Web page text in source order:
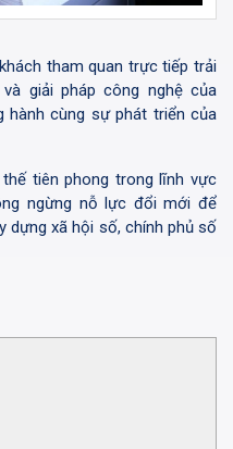
tham quan trực tiếp trải
giải pháp công nghệ của
hành cùng sự phát triển của
tiên phong trong lĩnh vực
ngừng nỗ lực đổi mới để
dựng xã hội số, chính phủ số